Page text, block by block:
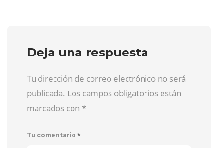
Deja una respuesta
Tu dirección de correo electrónico no será
publicada. Los campos obligatorios están
marcados con *
Tu comentario *